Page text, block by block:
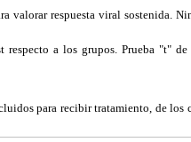
valorar respuesta viral sostenida.
a los grupos. Prueba "t" de
para recibir tratamiento, de los